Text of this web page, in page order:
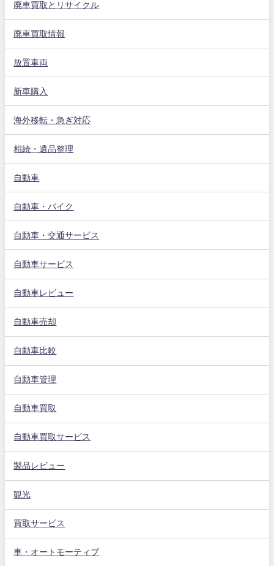
廃車買取とリサイクル
廃車買取情報
放置車両
新車購入
海外移転・急ぎ対応
相続・遺品整理
自動車
自動車・バイク
自動車・交通サービス
自動車サービス
自動車レビュー
自動車売却
自動車比較
自動車管理
自動車買取
自動車買取サービス
製品レビュー
観光
買取サービス
車・オートモーティブ